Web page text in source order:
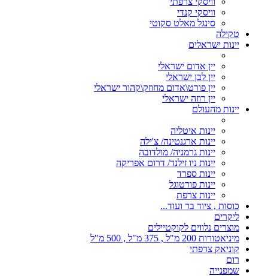
וויסקי קנדי
סינגל מאלט סקוטי
טקילה
יינות ישראלים
יין אדום ישראלי
יין לבן ישראלי
יין פורט\אדום מחוזק\קהור ישראלי
יין רוזה ישראלי
יינות מהעולם
יינות איטליה
יינות ארגנטינה/ צ'ילה
יינות גרמניה/ מולדובה
יינות ניו זילנד/ דרום אפריקה
יינות ספרד
יינות פורטוגל
יינות צרפת
כוסות , ציוד בר ועוד...
ליקרים
מוצרים נלווים לקוקטיילים
מיניאטורות 200 מ"ל , 375 מ"ל , 500 מ"ל
קוניאק צרפתי
רום
שמפנייה